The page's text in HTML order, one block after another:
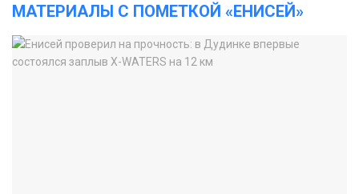
МАТЕРИАЛЫ С ПОМЕТКОЙ «ЕНИСЕЙ»